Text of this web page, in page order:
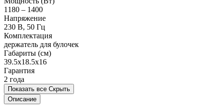
1180 – 1400
Напряжение
230 В, 50 Гц
Комплектация
держатель для булочек
Габариты (см)
39.5x18.5x16
Гарантия
2 года
Показать все Скрыть
Описание